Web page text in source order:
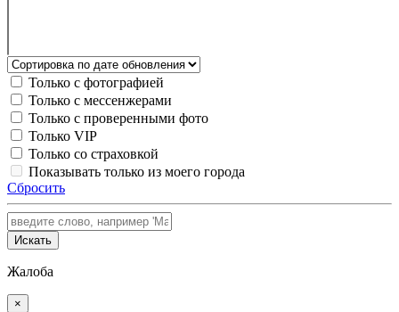
Только с фотографией
Только с мессенжерами
Только с проверенными фото
Только VIP
Только со страховкой
Показывать только из моего города
Сбросить
Искать
Жалоба
×